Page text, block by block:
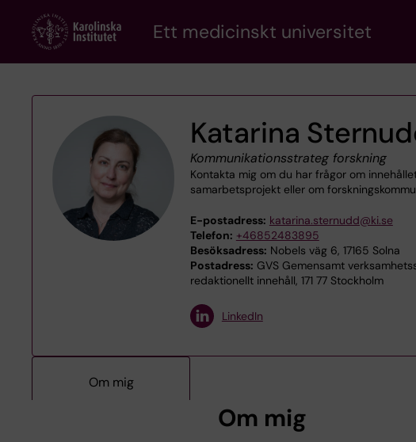
content
Ett medicinskt universitet
Katarina
Kommunikationsstrateg forskning
Kontakta mig om du har frågor om
samarbetsprojekt eller om
E-postadress: katarina.sternudd@ki.se
Telefon: +46852483895
Besöksadress: Nobels väg 6, 17165 Solna
Postadress: GVS Gemensamt
redaktionellt innehåll, 171 77 Stockholm
LinkedIn
Om mig
Om mig